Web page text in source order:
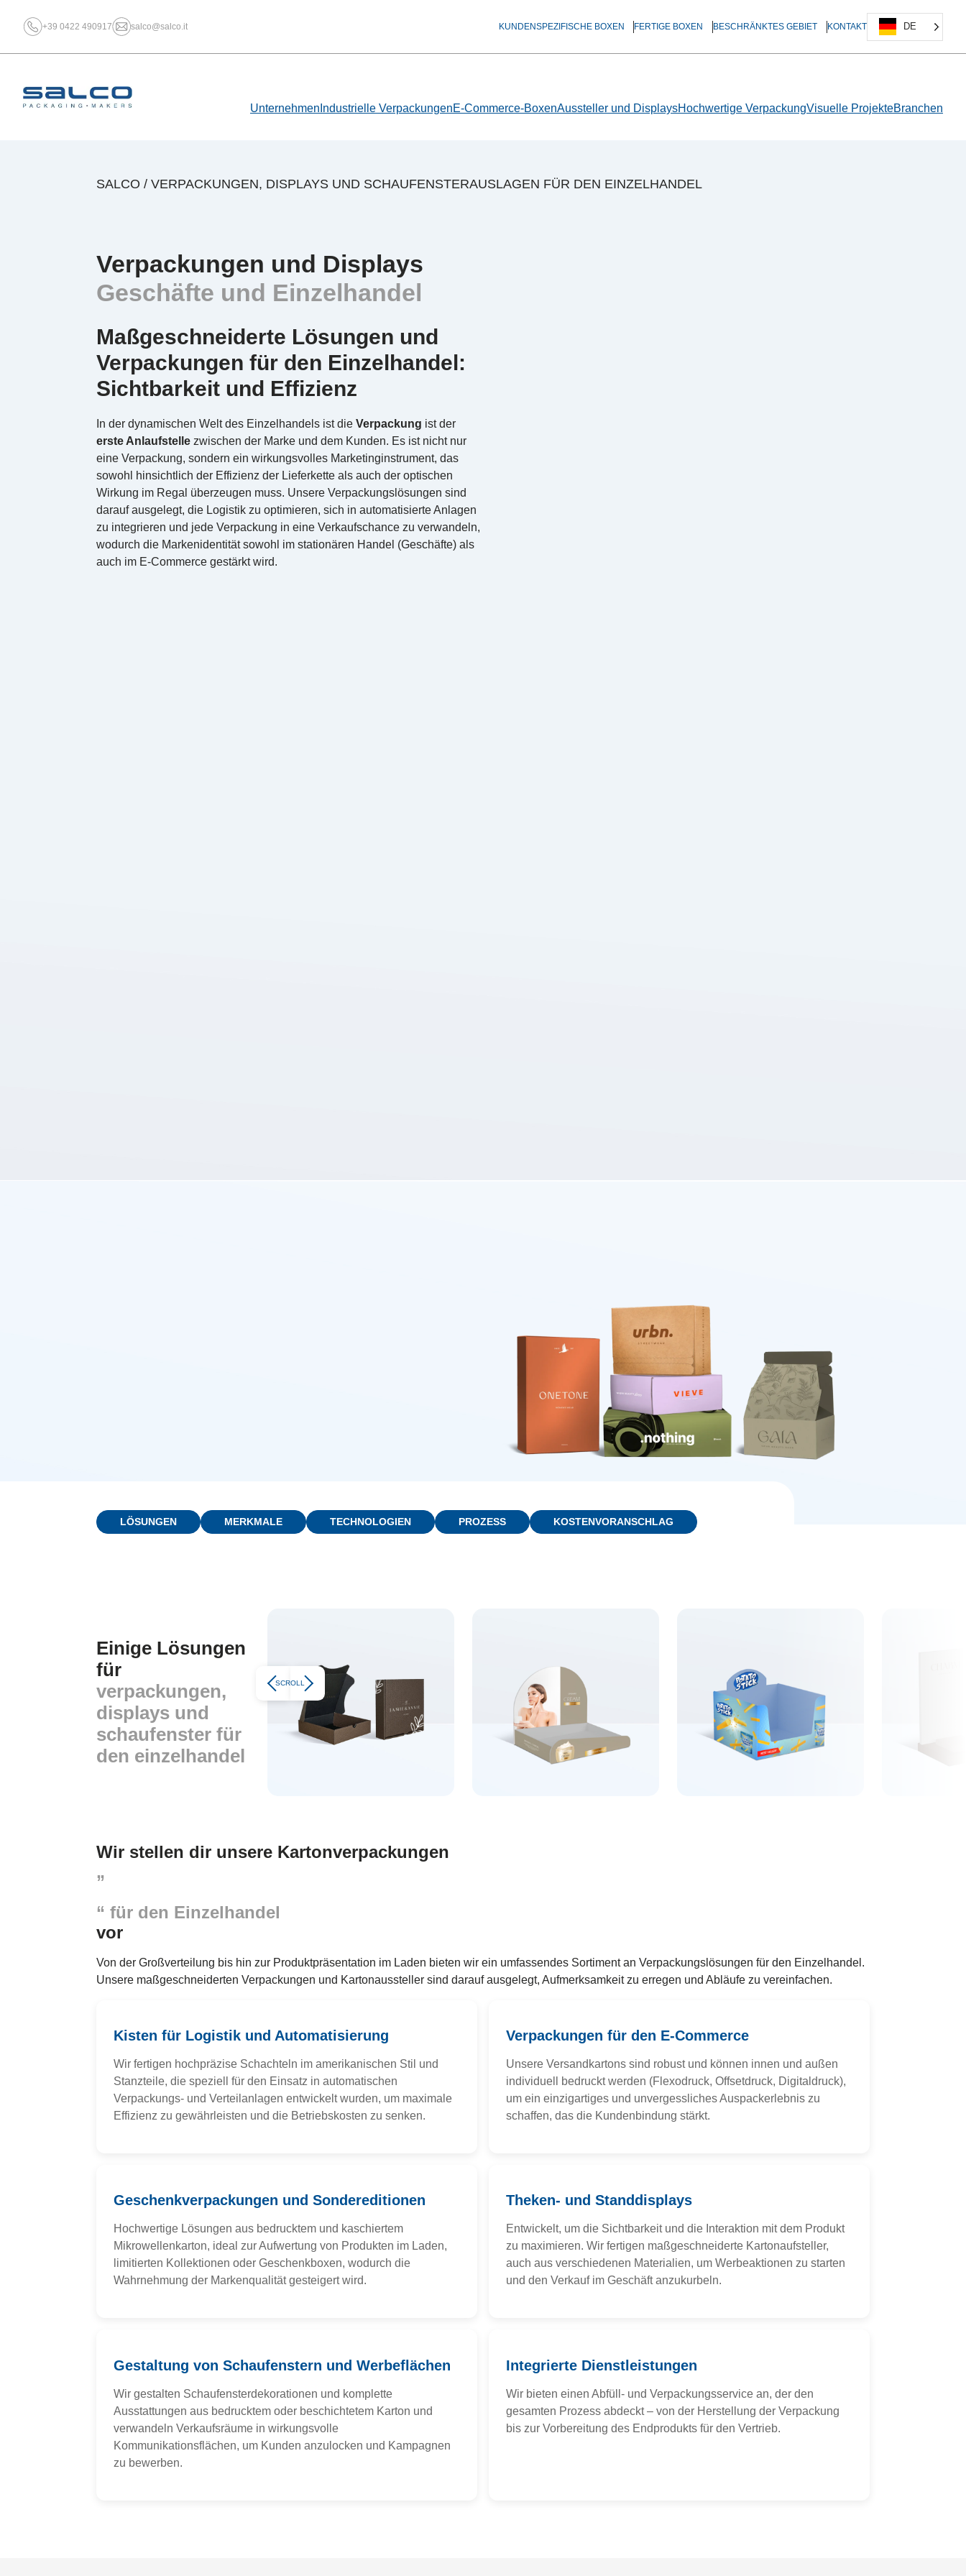
+39 0422 490917 salco@salco.it KUNDENSPEZIFISCHE BOXEN FERTIGE BOXEN BESCHRÄNKTES GEBIET KONTAKT DE
Unternehmen Industrielle VerpackungenE-Commerce-BoxenAussteller und DisplaysHochwertige VerpackungVisuelle ProjekteBranchen
SALCO /VERPACKUNGEN, DISPLAYS UND SCHAUFENSTERAUSLAGEN FÜR DEN EINZELHANDEL
Verpackungen und Displays
Geschäfte und Einzelhandel
Maßgeschneiderte Lösungen und
Verpackungen für den Einzelhandel:
Sichtbarkeit und Effizienz
In der dynamischen Welt des Einzelhandels ist dieVerpackung ist der
erste Anlaufstelle zwischen der Marke und dem Kunden. Es ist nicht nur
eine Verpackung, sondern ein wirkungsvolles Marketinginstrument, das
sowohl hinsichtlich der Effizienz der Lieferkette als auch der optischen
Wirkung im Regal überzeugen muss. Unsere Verpackungslösungen sind
darauf ausgelegt, die Logistik zu optimieren, sich in automatisierte Anlagen
zu integrieren und jede Verpackung in eine Verkaufschance zu verwandeln,
wodurch die Markenidentität sowohl im stationären Handel (Geschäfte) als
auch im E-Commerce gestärkt wird.
LÖSUNGEN MERKMALE TECHNOLOGIEN PROZESS KOSTENVORANSCHLAG
Einige Lösungen
für
verpackungen,
displays und
schaufenster für
den einzelhandel
Wir stellen dir unsere Kartonverpackungen
„
“ für den Einzelhandel
vor
Von der Großverteilung bis hin zur Produktpräsentation im Laden bieten wir ein umfassendes Sortiment an Verpackungslösungen für den Einzelhandel.
Unsere maßgeschneiderten Verpackungen und Kartonaussteller sind darauf ausgelegt, Aufmerksamkeit zu erregen und Abläufe zu vereinfachen.
Kisten für Logistik und Automatisierung
Wir fertigen hochpräzise Schachteln im amerikanischen Stil und
Stanzteile, die speziell für den Einsatz in automatischen
Verpackungs- und Verteilanlagen entwickelt wurden, um maximale
Effizienz zu gewährleisten und die Betriebskosten zu senken.
Verpackungen für den E-Commerce
Unsere Versandkartons sind robust und können innen und außen
individuell bedruckt werden (Flexodruck, Offsetdruck, Digitaldruck),
um ein einzigartiges und unvergessliches Auspackerlebnis zu
schaffen, das die Kundenbindung stärkt.
Geschenkverpackungen und Sondereditionen
Hochwertige Lösungen aus bedrucktem und kaschiertem
Mikrowellenkarton, ideal zur Aufwertung von Produkten im Laden,
limitierten Kollektionen oder Geschenkboxen, wodurch die
Wahrnehmung der Markenqualität gesteigert wird.
Theken- und Standdisplays
Entwickelt, um die Sichtbarkeit und die Interaktion mit dem Produkt
zu maximieren. Wir fertigen maßgeschneiderte Kartonaufsteller,
auch aus verschiedenen Materialien, um Werbeaktionen zu starten
und den Verkauf im Geschäft anzukurbeln.
Gestaltung von Schaufenstern und Werbeflächen
Wir gestalten Schaufensterdekorationen und komplette
Ausstattungen aus bedrucktem oder beschichtetem Karton und
verwandeln Verkaufsräume in wirkungsvolle
Kommunikationsflächen, um Kunden anzulocken und Kampagnen
zu bewerben.
Integrierte Dienstleistungen
Wir bieten einen Abfüll- und Verpackungsservice an, der den
gesamten Prozess abdeckt – von der Herstellung der Verpackung
bis zur Vorbereitung des Endprodukts für den Vertrieb.